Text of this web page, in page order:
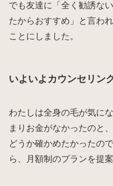
でも友達に「全く勧誘な
たからおすすめ」と言わ
ことにしました。
いよいよカウンセリン
わたしは全身の毛が気に
まりお金がなかったのと
どうか確かめたかったの
ら、月額制のプランを提